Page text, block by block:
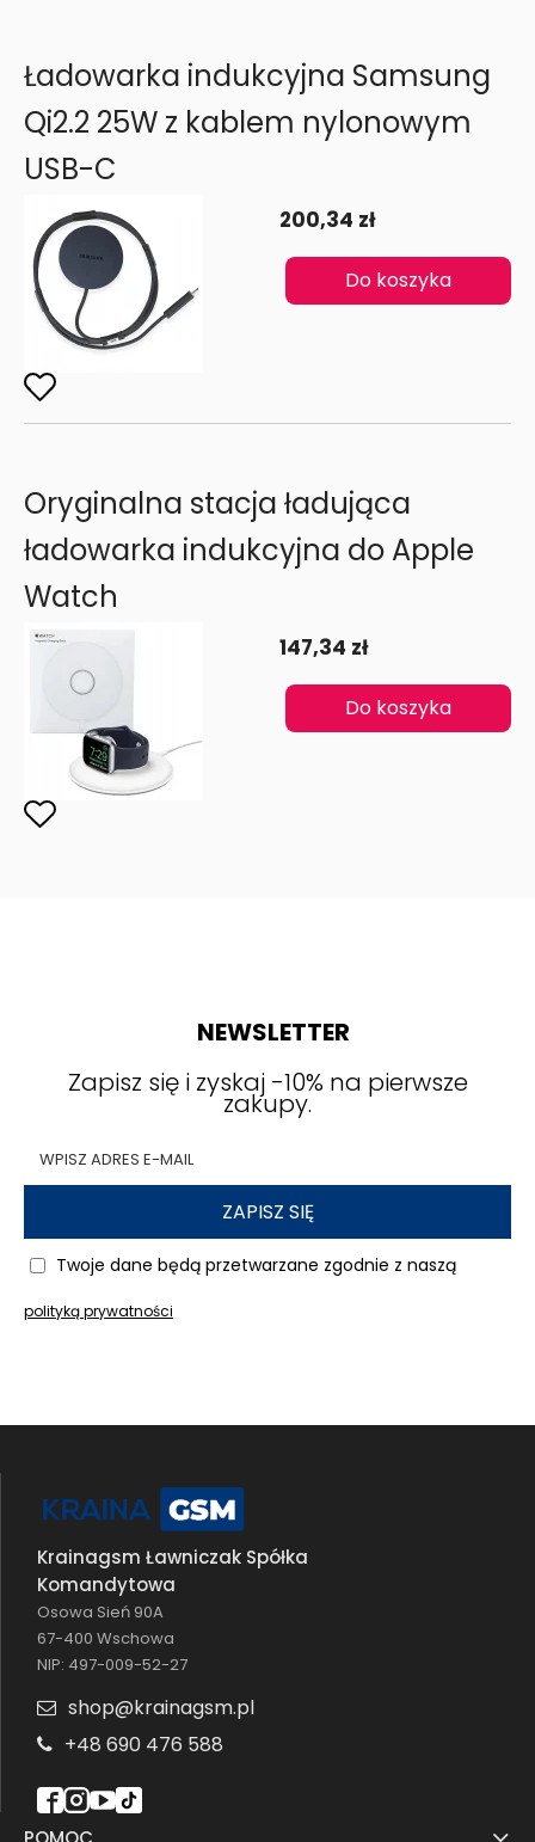
Ładowarka indukcyjna Samsung
Qi2.2 25W z kablem nylonowym
USB-C
200,34 zł
Do koszyka
Oryginalna stacja ładująca
ładowarka indukcyjna do Apple
Watch
147,34 zł
Do koszyka
NEWSLETTER
Zapisz się i zyskaj -10% na pierwsze
zakupy.
ZAPISZ SIĘ
Twoje dane będą przetwarzane zgodnie z naszą
polityką prywatności
Krainagsm Ławniczak Spółka
Komandytowa
Osowa Sień 90A
67-400 Wschowa
NIP: 497-009-52-27
shop@krainagsm.pl
+48 690 476 588